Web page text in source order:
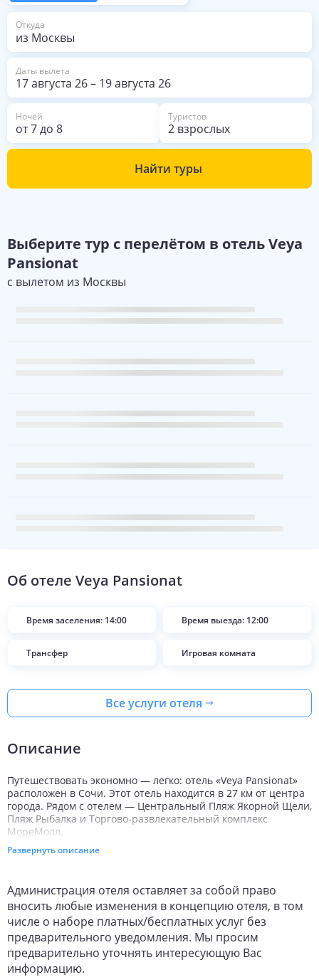
Откуда
из Москвы
Даты вылета
17 августа 26– 19 августа 26
Ночей
от7до 8
Туристов
2 взрослых
Найти туры
Выберите тур с перелётом в отельVeya
Pansionat
с вылетом из Москвы
туров в отель
О номере
Travelata
авг ср, 7 ночей
от111 553
Только завтрак,BB
18 авг вт– 25 авг вт, 7 ночей Выбрать
от 114 501
Только завтрак,BB
17 авг пн– 24 авг пн, 7 ночей Выбрать